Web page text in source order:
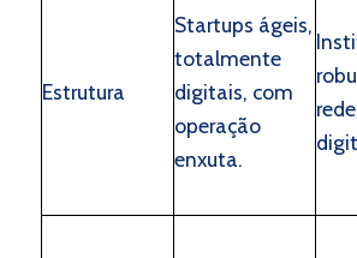
Estrutura
Startups ágeis,
totalmente
digitais, com
operação
enxuta.